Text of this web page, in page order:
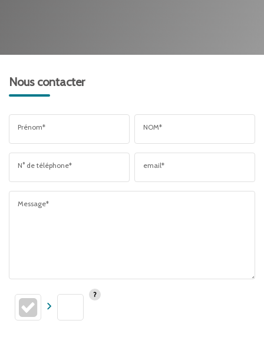
Nous contacter
Prénom* NOM*
N° de téléphone* email*
Message*